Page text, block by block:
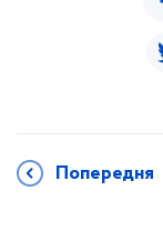
Попередня